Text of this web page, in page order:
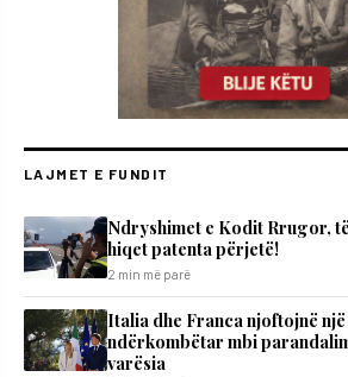
LAJMET E FUNDIT
Ndryshimet e Kodit Rrugor,
hiqet patenta përjetë!
2 min më parë
Italia dhe Franca njoftojnë
ndërkombëtar mbi
varësia